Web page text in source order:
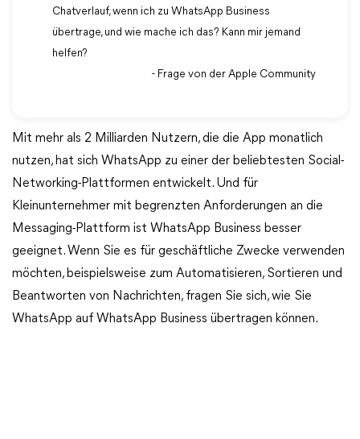
Chatverlauf, wenn ich zu WhatsApp Business
übertrage, und wie mache ich das? Kann mir jemand
helfen?
- Frage von der Apple Community
Mit mehr als 2 Milliarden Nutzern, die die App monatlich
nutzen, hat sich WhatsApp zu einer der beliebtesten Social-
Networking-Plattformen entwickelt. Und für
Kleinunternehmer mit begrenzten Anforderungen an die
Messaging-Plattform ist WhatsApp Business besser
geeignet. Wenn Sie es für geschäftliche Zwecke verwenden
möchten, beispielsweise zum Automatisieren, Sortieren und
Beantworten von Nachrichten, fragen Sie sich, wie Sie
WhatsApp auf WhatsApp Business übertragen können.